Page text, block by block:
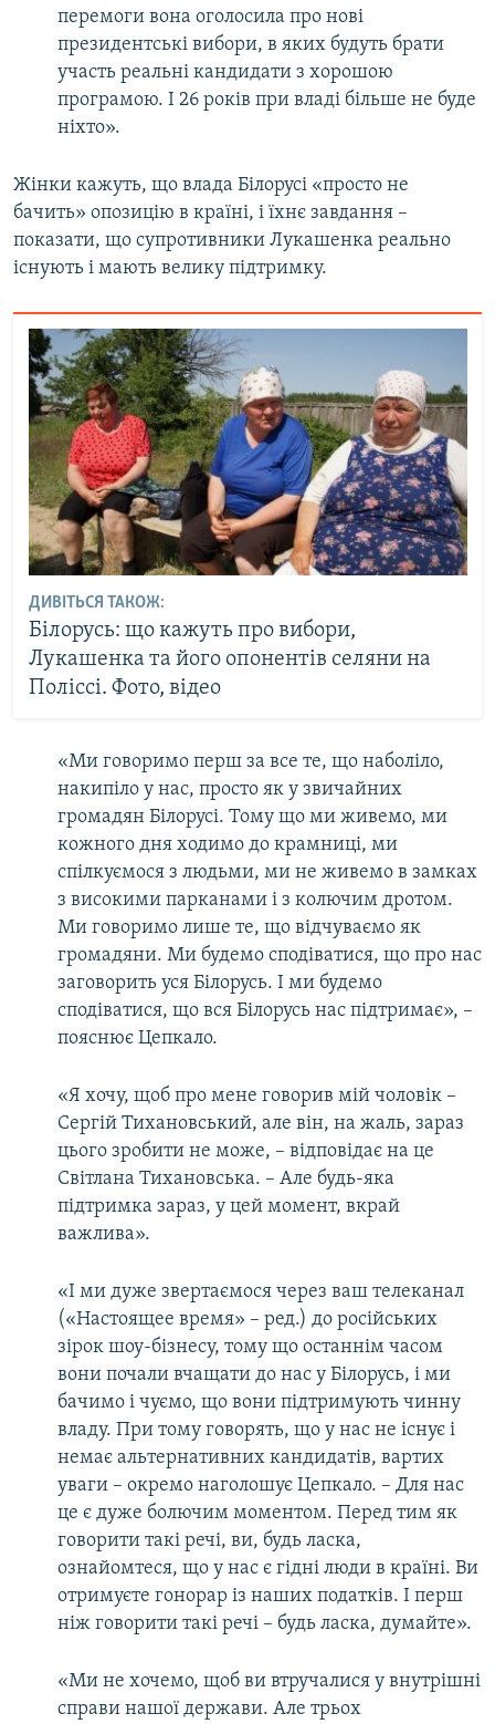
перемоги вона оголосила про нові
президентські вибори, в яких будуть брати
участь реальні кандидати з хорошою
програмою. І 26 років при владі більше не буде
ніхто».
Жінки кажуть, що влада Білорусі «просто не
бачить» опозицію в країні, і їхнє завдання –
показати, що супротивники Лукашенка реально
існують і мають велику підтримку.
ДИВІТЬСЯ ТАКОЖ:
Білорусь: що кажуть про вибори,
Лукашенка та його опонентів селяни на
Поліссі. Фото, відео
«Ми говоримо перш за все те, що наболіло,
накипіло у нас, просто як у звичайних
громадян Білорусі. Тому що ми живемо, ми
кожного дня ходимо до крамниці, ми
спілкуємося з людьми, ми не живемо в замках
з високими парканами і з колючим дротом.
Ми говоримо лише те, що відчуваємо як
громадяни. Ми будемо сподіватися, що про нас
заговорить уся Білорусь. І ми будемо
сподіватися, що вся Білорусь нас підтримає», –
пояснює Цепкало.
«Я хочу, щоб про мене говорив мій чоловік –
Сергій Тихановський, але він, на жаль, зараз
цього зробити не може, – відповідає на це
Світлана Тихановська. – Але будь-яка
підтримка зараз, у цей момент, вкрай
важлива».
«І ми дуже звертаємося через ваш телеканал
(«Настоящее время» – ред.) до російських
зірок шоу-бізнесу, тому що останнім часом
вони почали вчащати до нас у Білорусь, і ми
бачимо і чуємо, що вони підтримують чинну
владу. При тому говорять, що у нас не існує і
немає альтернативних кандидатів, вартих
уваги – окремо наголошує Цепкало. – Для нас
це є дуже болючим моментом. Перед тим як
говорити такі речі, ви, будь ласка,
ознайомтеся, що у нас є гідні люди в країні. Ви
отримуєте гонорар із наших податків. І перш
ніж говорити такі речі – будь ласка, думайте».
«Ми не хочемо, щоб ви втручалися у внутрішні
справи нашої держави. Але трьох